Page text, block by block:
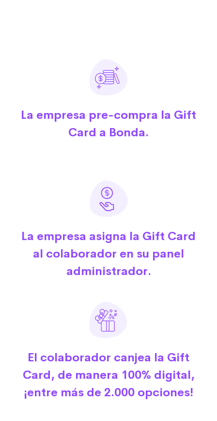
La empresa pre-compra la Gift
Card a Bonda.
La empresa asigna la Gift Card
al colaborador en su panel
administrador.
El colaborador canjea la Gift
Card, de manera 100% digital,
¡entre más de 2.000 opciones!